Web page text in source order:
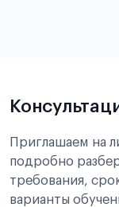
Приглашаем на
подробно
требования,
варианты